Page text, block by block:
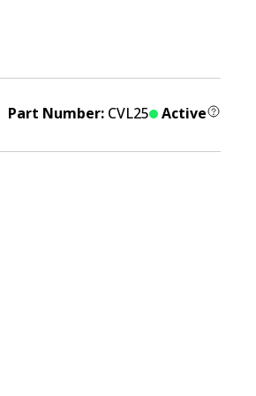
Part Number: CVL25 Active